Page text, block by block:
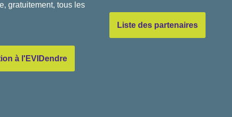
gratuitement, tous les
à l'EVIDendre
Liste des partenaires